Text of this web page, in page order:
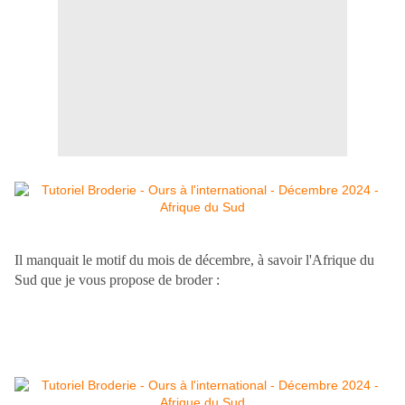
Il manquait le motif du mois de décembre, à savoir l'Afrique du
Sud que je vous propose de broder :